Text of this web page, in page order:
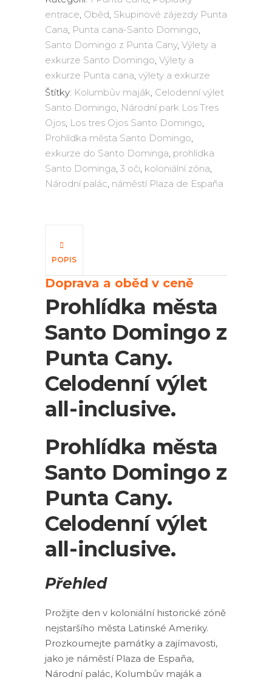
entrace, Oběd, Skupinové zájezdy Punta
Cana, Punta cana-Santo Domingo,
Santo Domingo z Punta Cany, Výlety a
exkurze Santo Domingo, Výlety a
exkurze Punta cana, výlety a exkurze
Štítky: Kolumbův maják, Celodenní výlet
Santo Domingo, Národní park Los Tres
Ojos, Los tres Ojos Santo Domingo,
Prohlídka města Santo Domingo,
exkurze do Santo Dominga, prohlídka
Santo Dominga, 3 oči, koloniální zóna,
Národní palác, náměstí Plaza de España
POPIS
Doprava a oběd v ceně
Prohlídka města
Santo Domingo z
Punta Cany.
Celodenní výlet
all-inclusive.
Prohlídka města
Santo Domingo z
Punta Cany.
Celodenní výlet
all-inclusive.
Přehled
Prožijte den v koloniální historické zóně
nejstaršího města Latinské Ameriky.
Prozkoumejte památky a zajímavosti,
jako je náměstí Plaza de España,
Národní palác, Kolumbův maják a